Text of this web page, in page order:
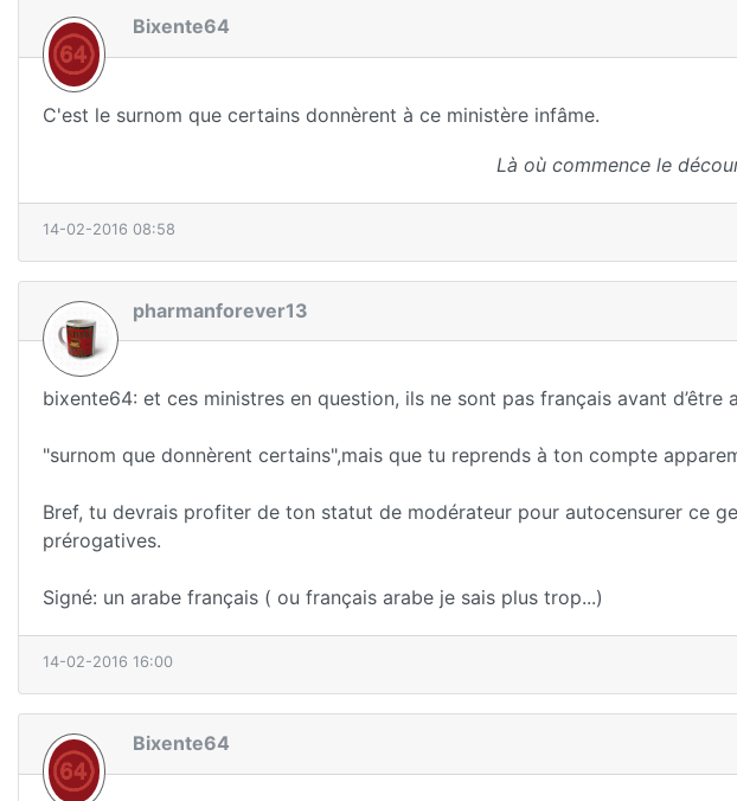
Bixente64
C'est le surnom que certains donnèrent à ce ministère infâme.
Là où commence le
14-02-2016 08:58
pharmanforever13
bixente64: et ces ministres en question, ils ne sont pas français avant d’être
"surnom que donnèrent certains",mais que tu reprends à ton compte
Bref, tu devrais profiter de ton statut de modérateur pour autocensurer ce
prérogatives.
Signé: un arabe français ( ou français arabe je sais plus trop...)
14-02-2016 16:00
Bixente64